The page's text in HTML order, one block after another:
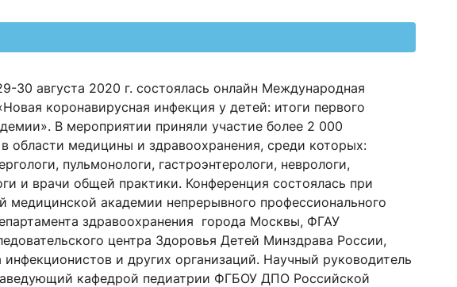
30 августа 2020 г. состоялась онлайн Международная
коронавирусная инфекция у детей: итоги первого
В мероприятии приняли участие более 2 000
области медицины и здравоохранения, среди которых:
пульмонологи, гастроэнтерологи, неврологи,
и врачи общей практики. Конференция состоялась при
академии непрерывного профессионального
здравоохранения города Москвы, ФГАУ
центра Здоровья Детей Минздрава России,
и других организаций. Научный руководитель
кафедрой педиатрии ФГБОУ ДПО Российской